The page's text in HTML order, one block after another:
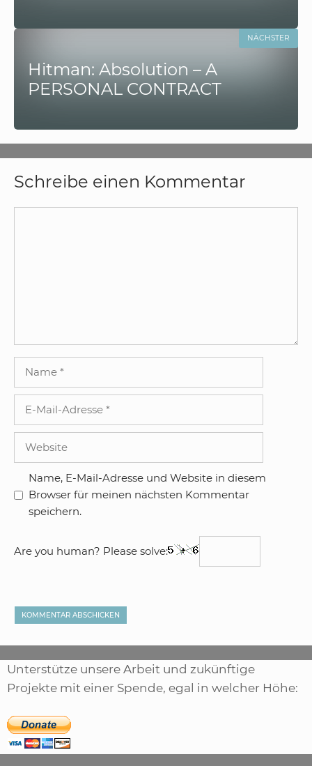
Hitman: Absolution – A
PERSONAL CONTRACT
NÄCHSTER
Schreibe einen Kommentar
Adresse
Name, E-Mail-Adresse und Website in diesem
Browser für meinen nächsten Kommentar
speichern.
Are you human? Please solve:
Unterstütze unsere Arbeit und zukünftige
Projekte mit einer Spende, egal in welcher Höhe: